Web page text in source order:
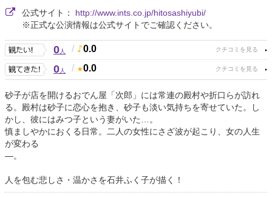
公式サイト： http://www.ints.co.jp/hitosashiyubi/
※正式な公演情報は公式サイトでご確認ください。
0人 / 0.0
0人 / 0.0
砂子が店を開けるおでん屋「次郎」には常連の殿村や折口らが訪れ
る。殿村は砂子に恋心を抱き、砂子も淡い気持ちを寄せていた。し
かし、彼にはみつ子という妻がいた…。
慎ましやかにおくる日常。二人の女性にさざ波が起こり、女の人生
が変わる
―。
人を包む悲しさ・温かさを石井ふく子が描く！